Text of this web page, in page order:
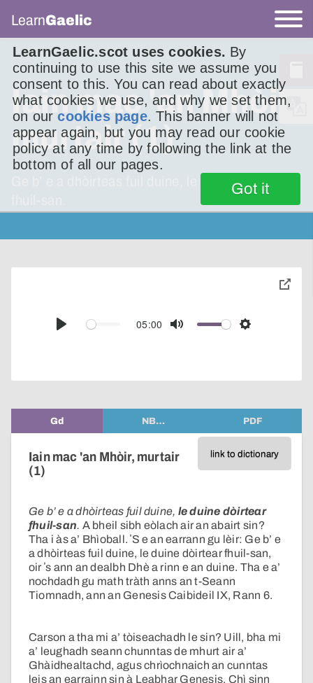
LearnGaelic.scot uses cookies. By
continuing to use this site we assume you
consent to this. You can read about exactly
what cookies we use, and why we set them,
on ourcookies page. This banner will not
appear again, but you may read our cookie
policy at any time by following the link at the
bottom of all our pages.
Got it
LearnGaelic
Iain mac 'an Mhòir,
murtair (1)
Ge b’ e a dhòirteas fuil duine, le duine dòirtear
Play
05:00
Mute Settings
toggle
Gd NB… PDF
link to dictionary
Iain mac 'an Mhòir, murtair
(1)
Ge b’ e a dhòirteas fuil duine, le duine dòirtear
fhuil-san. A bheil sibh eòlach air an abairt sin?
Tha i às a’ Bhìoball. ʼS e an earrann gu lèir: Ge b’ e
a dhòirteas fuil duine, le duine dòirtear fhuil-san,
oir ʼs ann an dealbh Dhè a rinn e an duine. Tha e a’
nochdadh gu math tràth anns an t-Seann
Tiomnadh, ann an Genesis Caibideil IX, Rann 6.
Carson a tha mi a’ tòiseachadh le sin? Uill, bha mi
a’ leughadh seann chunntas de mhurt air a’
Ghàidhealtachd, agus chrìochnaich an cunntas
leis an earrainn sin à Leabhar Genesis. Chì sinn